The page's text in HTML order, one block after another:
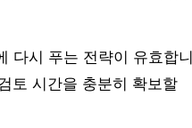
다시 푸는 전략이 유효합니
토 시간을 충분히 확보할